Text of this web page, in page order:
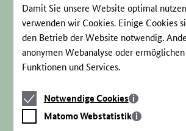
Damit Sie unsere Website optimal
verwenden wir Cookies. Einige Cookies
den Betrieb der Website notwendig.
anonymen Webanalyse oder
Funktionen und Services.
Notwendige
Cookies
Notwendige Cookies
Matomo
Webstatistik
Matomo Webstatistik